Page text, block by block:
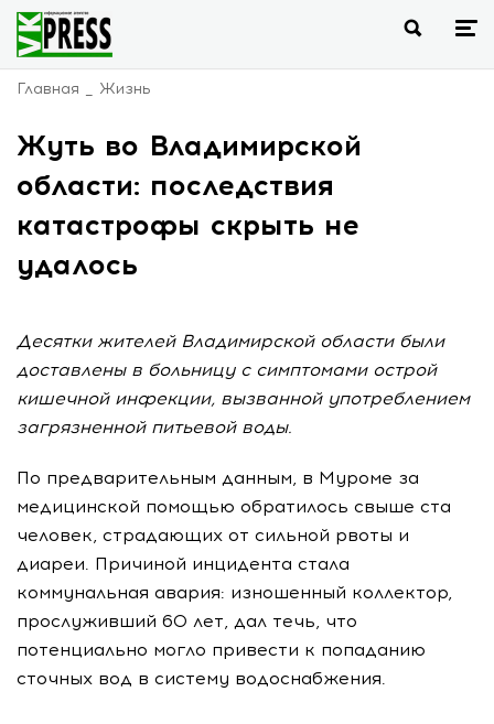
Главная Жизнь
Жуть во Владимирской
области: последствия
катастрофы скрыть не
удалось
Десятки жителей Владимирской области были
доставлены в больницу с симптомами острой
кишечной инфекции, вызванной употреблением
загрязненной питьевой воды.
По предварительным данным, в Муроме за
медицинской помощью обратилось свыше ста
человек, страдающих от сильной рвоты и
диареи. Причиной инцидента стала
коммунальная авария: изношенный коллектор,
прослуживший 60 лет, дал течь, что
потенциально могло привести к попаданию
сточных вод в систему водоснабжения.